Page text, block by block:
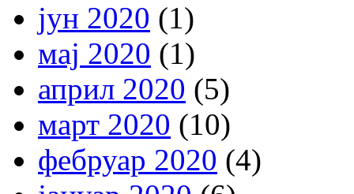
јун 2020 (1)
мај 2020 (1)
април 2020 (5)
март 2020 (10)
фебруар 2020 (4)